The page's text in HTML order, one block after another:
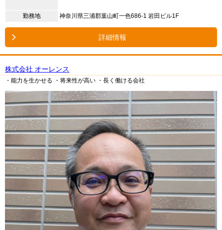
勤務地 神奈川県三浦郡葉山町一色686-1 岩田ビル1F
詳細情報
株式会社 オーレンス
・能力を生かせる ・将来性が高い ・長く働ける会社